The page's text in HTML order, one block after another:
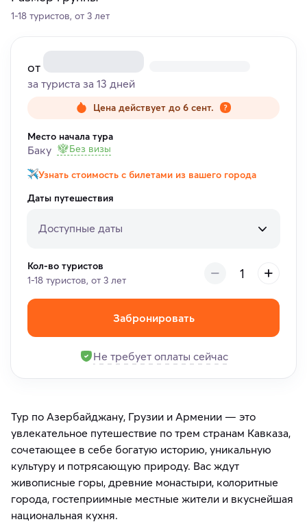
1-18 туристов, от 3 лет
от
за туриста за 13 дней
Цена действует до 6 сент.
Место начала тура
Баку Без визы
Узнать стоимость с билетами из вашего города
Даты путешествия
Доступные даты
Кол-во туристов
1-18 туристов, от 3 лет
Забронировать
Не требует оплаты сейчас
Тур по Азербайджану, Грузии и Армении — это
увлекательное путешествие по трем странам Кавказа,
сочетающее в себе богатую историю, уникальную
культуру и потрясающую природу. Вас ждут
живописные горы, древние монастыри, колоритные
города, гостеприимные местные жители и вкуснейшая
национальная кухня.